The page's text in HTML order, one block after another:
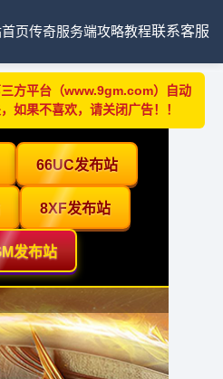
页传奇服务端攻略教程联系客服
方平台（www.9gm.com）自动
如果不喜欢，请关闭广告！！